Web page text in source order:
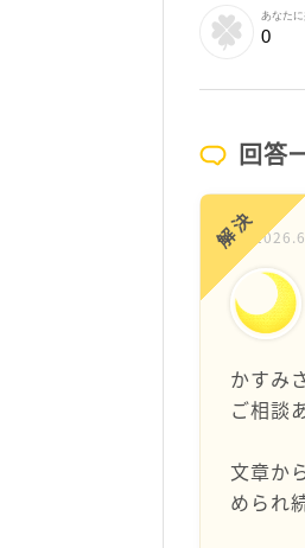
あなた
0
回答
解決
かすみ
ご相談
文章か
められ